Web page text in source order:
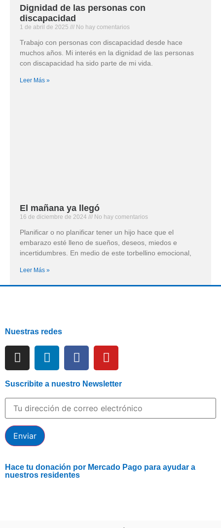
Dignidad de las personas con
discapacidad
1 de abril de 2025 No hay comentarios
Trabajo con personas con discapacidad desde hace
muchos años. Mi interés en la dignidad de las personas
con discapacidad ha sido parte de mi vida.
Leer Más »
El mañana ya llegó
16 de diciembre de 2024 No hay comentarios
Planificar o no planificar tener un hijo hace que el
embarazo esté lleno de sueños, deseos, miedos e
incertidumbres. En medio de este torbellino emocional,
Leer Más »
Nuestras redes
Suscribite a nuestro Newsletter
Hace tu donación por Mercado Pago para ayudar a
nuestros residentes